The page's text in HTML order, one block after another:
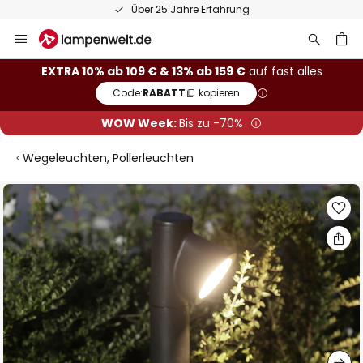
50 Tage kostenlose Retoure
Inhalt
springen
EXTRA 10% ab 109 € & 13% ab 159 €auf fast alles
Code:RABATT kopieren
WOW Week:Bis zu -70%
Wegeleuchten, Pollerleuchten
Zum
Ende
der
Bildgalerie
springen